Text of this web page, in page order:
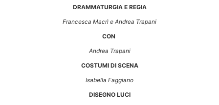
DRAMMATURGIA E REGIA
Francesca Macrì e Andrea Trapani
CON
Andrea Trapani
COSTUMI DI SCENA
Isabella Faggiano
DISEGNO LUCI